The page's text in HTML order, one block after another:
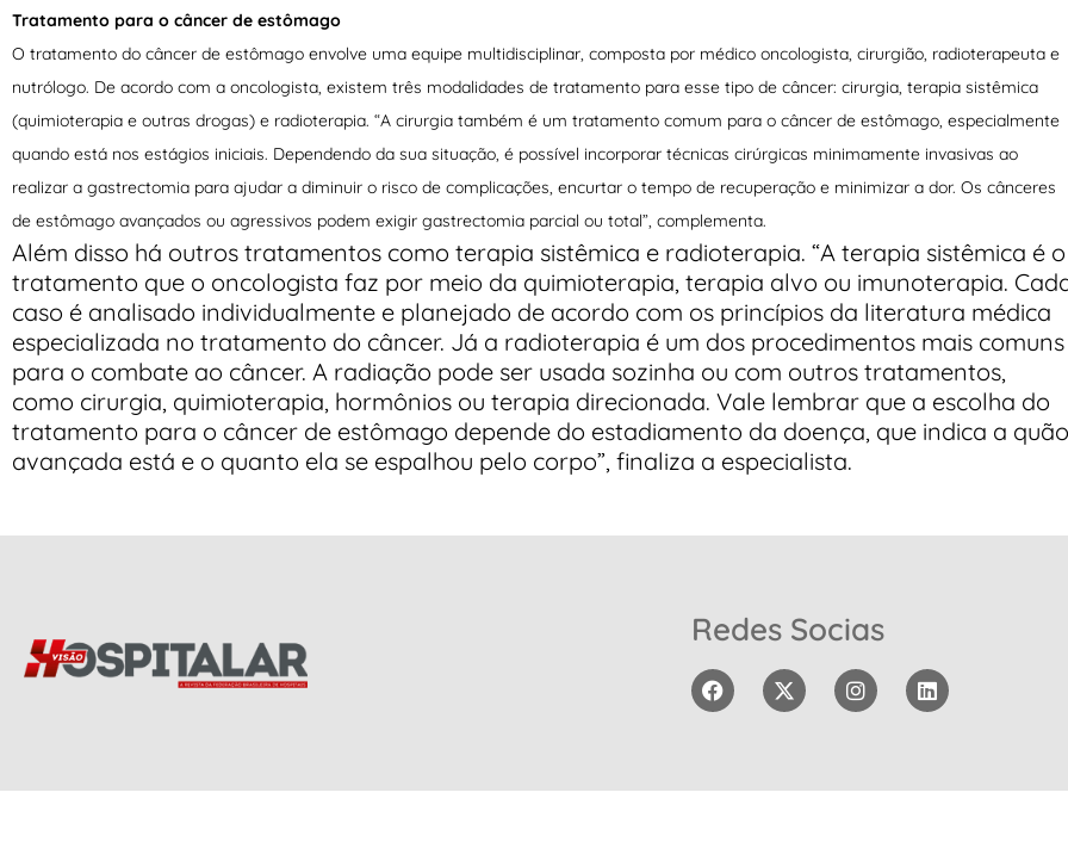
Tratamento para o câncer de estômago
O tratamento do câncer de estômago envolve uma equipe multidisciplinar, composta por médico oncologista, cirurgião, radioterapeuta e
nutrólogo. De acordo com a oncologista, existem três modalidades de tratamento para esse tipo de câncer: cirurgia, terapia sistêmica
(quimioterapia e outras drogas) e radioterapia. “A cirurgia também é um tratamento comum para o câncer de estômago, especialmente
quando está nos estágios iniciais. Dependendo da sua situação, é possível incorporar técnicas cirúrgicas minimamente invasivas ao
realizar a gastrectomia para ajudar a diminuir o risco de complicações, encurtar o tempo de recuperação e minimizar a dor. Os cânceres
de estômago avançados ou agressivos podem exigir gastrectomia parcial ou total”, complementa.
Além disso há outros tratamentos como terapia sistêmica e radioterapia. “A terapia sistêmica é o
tratamento que o oncologista faz por meio da quimioterapia, terapia alvo ou imunoterapia.
caso é analisado individualmente e planejado de acordo com os princípios da literatura médica
especializada no tratamento do câncer. Já a radioterapia é um dos procedimentos mais comuns
para o combate ao câncer. A radiação pode ser usada sozinha ou com outros tratamentos,
como cirurgia, quimioterapia, hormônios ou terapia direcionada. Vale lembrar que a escolha do
tratamento para o câncer de estômago depende do estadiamento da doença, que indica a quão
avançada está e o quanto ela se espalhou pelo corpo”, finaliza a especialista.
Redes Socias